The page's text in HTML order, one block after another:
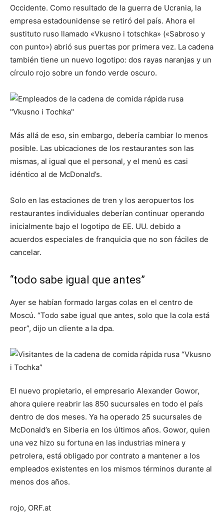
Occidente. Como resultado de la guerra de Ucrania, la
empresa estadounidense se retiró del país. Ahora el
sustituto ruso llamado «Vkusno i totschka» («Sabroso y
con punto») abrió sus puertas por primera vez. La cadena
también tiene un nuevo logotipo: dos rayas naranjas y un
círculo rojo sobre un fondo verde oscuro.
Más allá de eso, sin embargo, debería cambiar lo menos
posible. Las ubicaciones de los restaurantes son las
mismas, al igual que el personal, y el menú es casi
idéntico al de McDonald’s.
Solo en las estaciones de tren y los aeropuertos los
restaurantes individuales deberían continuar operando
inicialmente bajo el logotipo de EE. UU. debido a
acuerdos especiales de franquicia que no son fáciles de
cancelar.
“todo sabe igual que antes”
Ayer se habían formado largas colas en el centro de
Moscú. “Todo sabe igual que antes, solo que la cola está
peor”, dijo un cliente a la dpa.
El nuevo propietario, el empresario Alexander Gowor,
ahora quiere reabrir las 850 sucursales en todo el país
dentro de dos meses. Ya ha operado 25 sucursales de
McDonald’s en Siberia en los últimos años. Gowor, quien
una vez hizo su fortuna en las industrias minera y
petrolera, está obligado por contrato a mantener a los
empleados existentes en los mismos términos durante al
menos dos años.
rojo, ORF.at